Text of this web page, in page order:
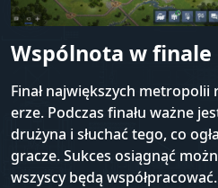
Wspólnota w finale
Finał największych
erze. Podczas finału ważne
drużyna i słuchać tego, co
gracze. Sukces osiągnąć
wszyscy będą współpracować.